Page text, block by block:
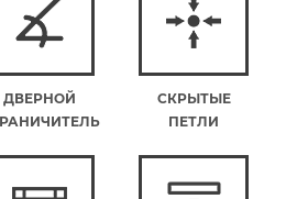
ДВЕРНОЙ
СКРЫТЫЕ
ПЕТЛИ